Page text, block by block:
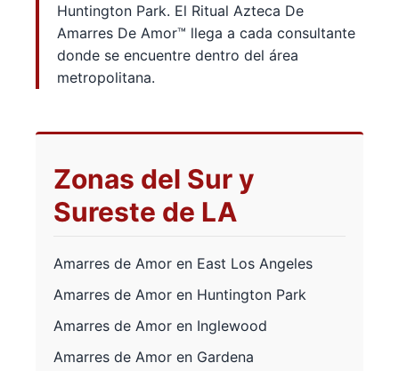
Huntington Park. El Ritual Azteca De
Amarres De Amor™ llega a cada consultante
donde se encuentre dentro del área
metropolitana.
Zonas del Sur y
Sureste de LA
Amarres de Amor en East Los Angeles
Amarres de Amor en Huntington Park
Amarres de Amor en Inglewood
Amarres de Amor en Gardena